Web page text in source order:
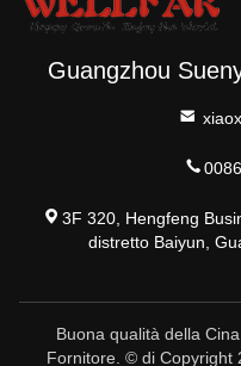
Guangzhou
3F 320, Hengfeng
distretto Baiyun,
Buona qualità della
Fornitore. © di Copyright